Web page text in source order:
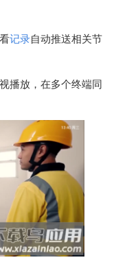
记录自动推送相关节
播放，在多个终端同